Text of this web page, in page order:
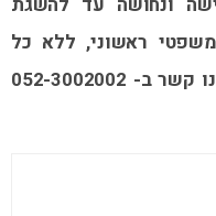
ראשוני, ללא כל
התחייבות מצידך, ניתן ליצור עימנו קשר ב- 052-3002002